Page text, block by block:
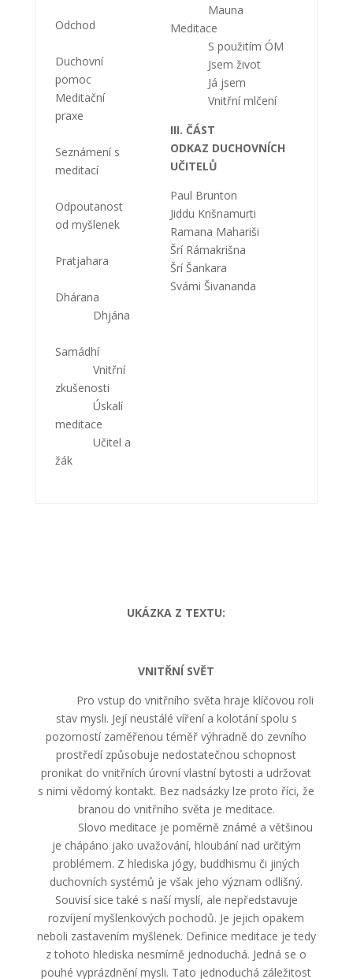
Odchod
Duchovní
pomoc
Meditační
praxe
Seznámení s
meditací
Odpoutanost
od myšlenek
Pratjahara
Dhárana
Dhjána
Samádhí
Vnitřní
zkušenosti
Úskalí
meditace
Učitel a
žák
Mauna
Meditace
S použitím ÓM
Jsem život
Já jsem
Vnitřní mlčení
III. ČÁST
ODKAZ DUCHOVNÍCH
UČITELŮ
Paul Brunton
Jiddu Krišnamurti
Ramana Mahariši
Šrí Rámakrišna
Šrí Šankara
Svámi Šivananda
UKÁZKA Z TEXTU:
VNITŘNÍ SVĚT
Pro vstup do vnitřního světa hraje klíčovou roli
stav mysli. Její neustálé víření a kolotání spolu s
pozorností zaměřenou téměř výhradně do zevního
prostředí způsobuje nedostatečnou schopnost
pronikat do vnitřních úrovní vlastní bytosti a udržovat
s nimi vědomý kontakt. Bez nadsázky lze proto říci, že
branou do vnitřního světa je meditace.
Slovo meditace je poměrně známé a většinou
je chápáno jako uvažování, hloubání nad určitým
problémem. Z hlediska jógy, buddhismu či jiných
duchovních systémů je však jeho význam odlišný.
Souvisí sice také s naší myslí, ale nepředstavuje
rozvíjení myšlenkových pochodů. Je jejich opakem
neboli zastavením myšlenek. Definice meditace je tedy
z tohoto hlediska nesmírně jednoduchá. Jedná se o
pouhé vyprázdnění mysli. Tato jednoduchá záležitost